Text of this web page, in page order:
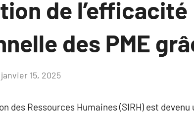
de l’efficacité
des PME
janvier 15, 2025
des Ressources Humaines (SIRH) est